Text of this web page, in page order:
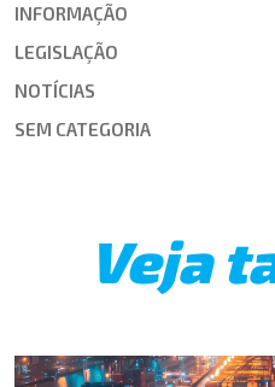
INFORMAÇÃO
LEGISLAÇÃO
NOTÍCIAS
SEM CATEGORIA
Veja